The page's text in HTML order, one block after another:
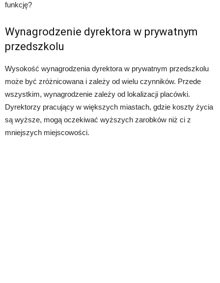
funkcję?
Wynagrodzenie dyrektora w prywatnym
przedszkolu
Wysokość wynagrodzenia dyrektora w prywatnym przedszkolu
może być zróżnicowana i zależy od wielu czynników. Przede
wszystkim, wynagrodzenie zależy od lokalizacji placówki.
Dyrektorzy pracujący w większych miastach, gdzie koszty życia
są wyższe, mogą oczekiwać wyższych zarobków niż ci z
mniejszych miejscowości.